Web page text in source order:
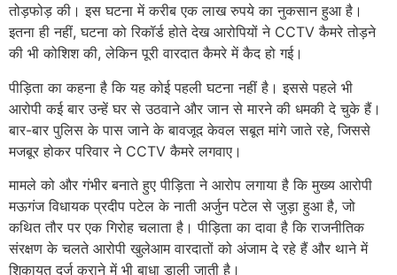
तोड़फोड़ की। इस घटना में करीब एक लाख रुपये का नुकसान हुआ है।
इतना ही नहीं, घटना को रिकॉर्ड होते देख आरोपियों ने CCTV कैमरे तोड़ने
की भी कोशिश की, लेकिन पूरी वारदात कैमरे में कैद हो गई।
पीड़िता का कहना है कि यह कोई पहली घटना नहीं है। इससे पहले भी
आरोपी कई बार उन्हें घर से उठवाने और जान से मारने की धमकी दे चुके हैं।
बार-बार पुलिस के पास जाने के बावजूद केवल सबूत मांगे जाते रहे, जिससे
मजबूर होकर परिवार ने CCTV कैमरे लगवाए।
मामले को और गंभीर बनाते हुए पीड़िता ने आरोप लगाया है कि मुख्य आरोपी
मऊगंज विधायक प्रदीप पटेल के नाती अर्जुन पटेल से जुड़ा हुआ है, जो
कथित तौर पर एक गिरोह चलाता है। पीड़िता का दावा है कि राजनीतिक
संरक्षण के चलते आरोपी खुलेआम वारदातों को अंजाम दे रहे हैं और थाने में
शिकायत दर्ज कराने में भी बाधा डाली जाती है।